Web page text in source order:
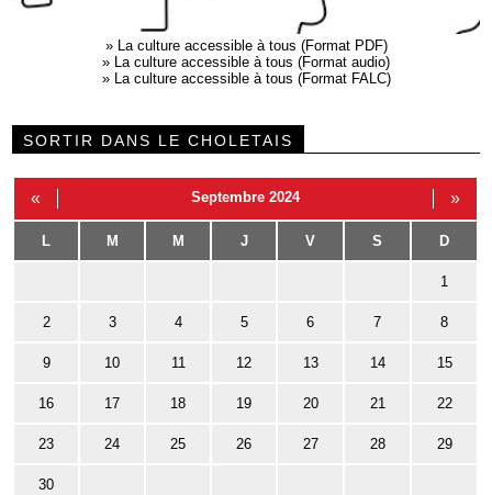
»
La culture accessible à tous (Format PDF)
»
La culture accessible à tous (Format audio)
»
La culture accessible à tous (Format FALC)
SORTIR DANS LE CHOLETAIS
« Septembre 2024 »
L M M J V S D
1
2 3 4 5 6 7 8
9 10 11 12 13 14 15
16 17 18 19 20 21 22
23 24 25 26 27 28 29
30